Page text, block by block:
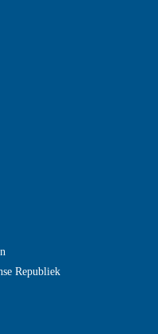
Republiek